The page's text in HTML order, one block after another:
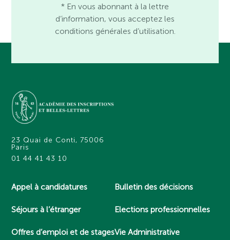
* En vous abonnant à la lettre
d’information, vous acceptez les
conditions générales d’utilisation.
23 Quai de Conti, 75006
Paris
01 44 41 43 10
Appel à candidatures
Séjours à l’étranger
Offres d’emploi et de stages
Bulletin des décisions
Elections professionnelles
Vie Administrative